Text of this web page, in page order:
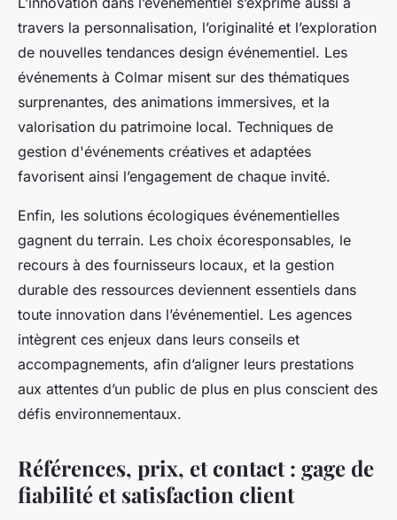
travers la personnalisation, l’originalité et l’exploration
de nouvelles tendances design événementiel. Les
événements à Colmar misent sur des thématiques
surprenantes, des animations immersives, et la
valorisation du patrimoine local. Techniques de
gestion d'événements créatives et adaptées
favorisent ainsi l’engagement de chaque invité.
Enfin, les solutions écologiques événementielles
gagnent du terrain. Les choix écoresponsables, le
recours à des fournisseurs locaux, et la gestion
durable des ressources deviennent essentiels dans
toute innovation dans l’événementiel. Les agences
intègrent ces enjeux dans leurs conseils et
accompagnements, afin d’aligner leurs prestations
aux attentes d’un public de plus en plus conscient des
défis environnementaux.
Références, prix, et contact : gage de
fiabilité et satisfaction client